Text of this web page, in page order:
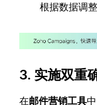
根据数据调
3. 实施双重
在邮件营销工具